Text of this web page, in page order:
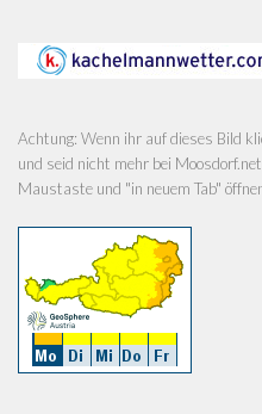
Achtung: Wenn ihr auf dieses Bild
und seid nicht mehr bei
Maustaste und "in neuem Tab"